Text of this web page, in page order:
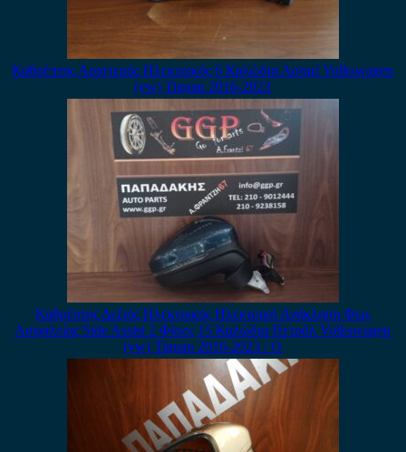
Καθρέπτης Αριστερός Ηλεκτρικός 6 Καλώδια Ασημί Volkswagen
(vw) Tiguan 2016-2023
Καθρέπτης Δεξιός Ηλεκτρικός Ηλεκτρική Ανάκληση Φως
Ασφαλείας Side Assist 2 Φίσες 15 Καλώδια Πετρόλ Volkswagen
(vw) Tiguan 2016-2023 / Ο